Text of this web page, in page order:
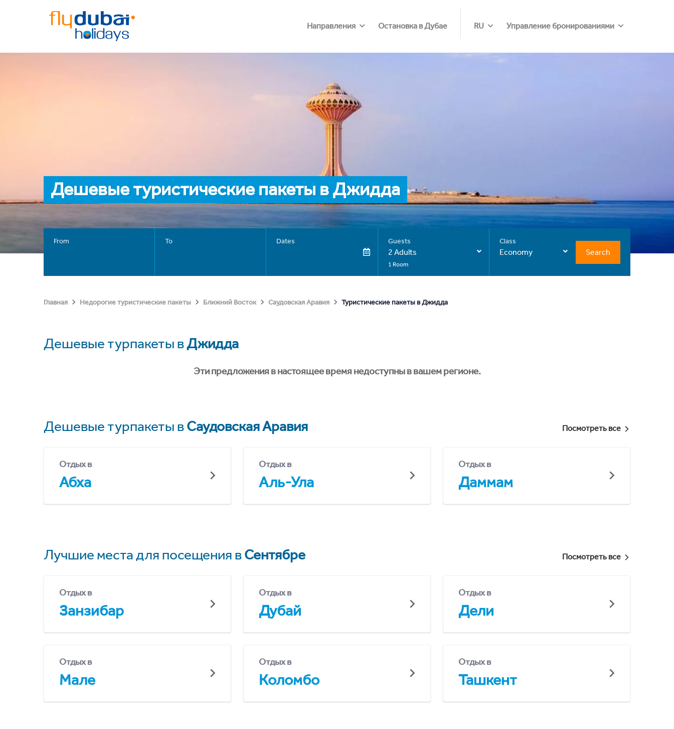
Направления Остановка в Дубае RU Управление бронированиями
Дешевые туристические пакеты в Джидда
From To Dates Guests
2 Adults
1 Room
Class
Economy Search
Главная Недорогие туристические пакеты Ближний Восток Саудовская Аравия Туристические пакеты в Джидда
Дешевые турпакеты вДжидда
Эти предложения в настоящее время недоступны в вашем регионе.
Дешевые турпакеты вСаудовская Аравия Посмотреть все
Отдых в
Абха
Отдых в
Аль-Ула
Отдых в
Даммам
Лучшие места для посещения вСентябре Посмотреть все
Отдых в
Занзибар
Отдых в
Дубай
Отдых в
Дели
Отдых в
Мале
Отдых в
Коломбо
Отдых в
Ташкент